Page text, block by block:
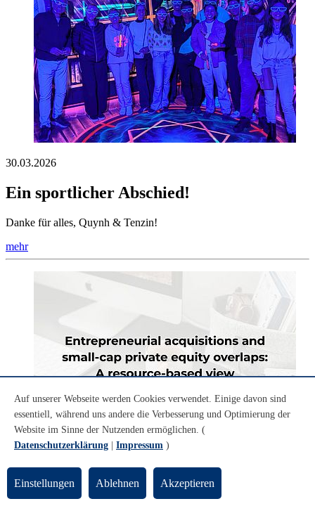
30.03.2026
Ein sportlicher Abschied!
Danke für alles, Quynh & Tenzin!
mehr
27.03.2026
Auf unserer Webseite werden Cookies verwendet. Einige davon sind
essentiell, während uns andere die Verbesserung und Optimierung der
Website im Sinne der Nutzenden ermöglichen. (
Datenschutzerklärung
Impressum )
Einstellungen Ablehnen Akzeptieren